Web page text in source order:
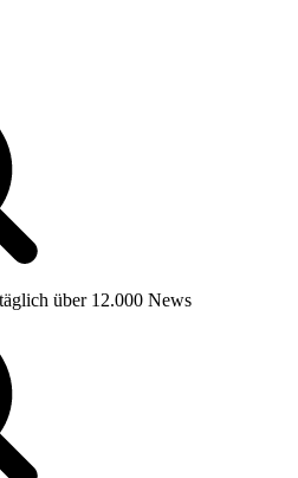
über 12.000 News